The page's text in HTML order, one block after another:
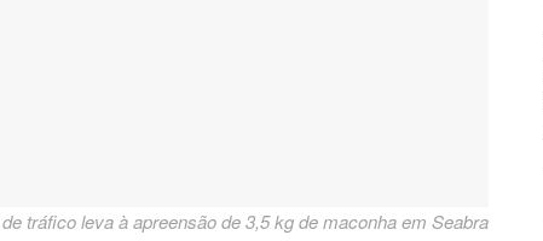
tráfico leva à apreensão de 3,5 kg de maconha em Seabra